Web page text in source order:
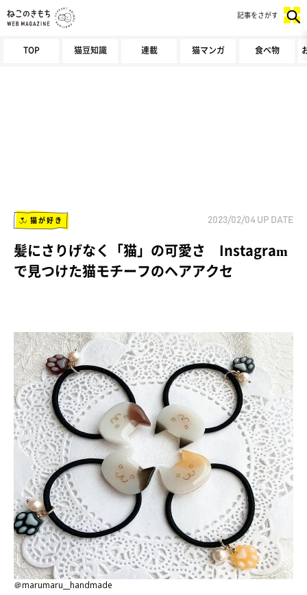
TOP 猫豆知識 連載 猫マンガ 食べ物
記事をさがす
猫が好き 2023/02/04 UP DATE
髪にさりげなく「猫」の可愛さ Instagram
で見つけた猫モチーフのヘアアクセ
＠marumaru__handmade